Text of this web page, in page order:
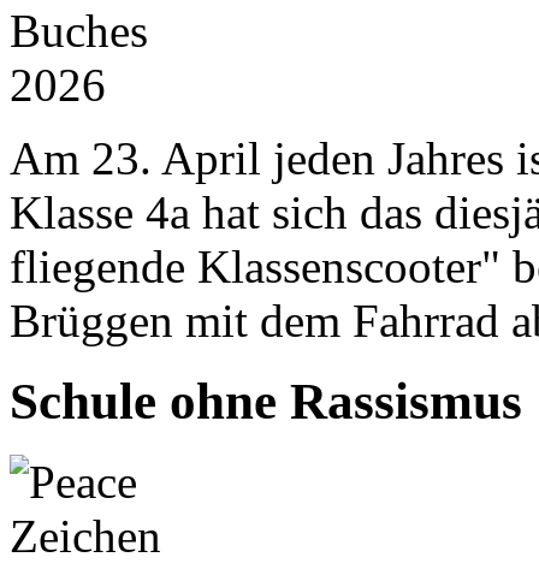
Am 23. April jeden Jahres
Klasse 4a hat sich das
fliegende Klassenscooter"
Brüggen mit dem Fahrrad
Schule ohne Rassismus